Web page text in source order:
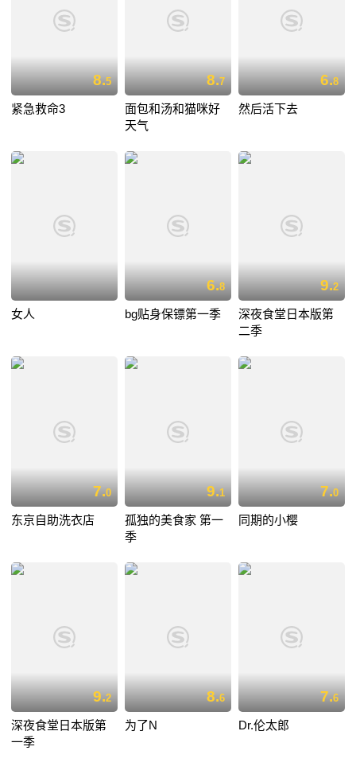
8.5
紧急救命3
8.7
面包和汤和猫咪好
天气
6.8
然后活下去
女人
6.8
bg贴身保镖第一季
9.2
深夜食堂日本版第
二季
7.0
东京自助洗衣店
9.1
孤独的美食家 第一
季
7.0
同期的小樱
9.2
深夜食堂日本版第
一季
8.6
为了N
7.6
Dr.伦太郎